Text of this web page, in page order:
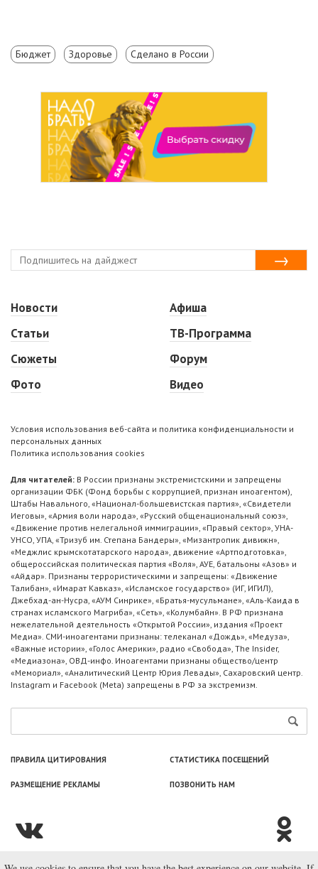
Бюджет Здоровье Сделано в России
Новости
Статьи
Сюжеты
Фото
Афиша
ТВ-Программа
Форум
Видео
Условия использования веб-сайта и политика конфиденциальности и
персональных данных
Политика использования cookies
Для читателей: В России признаны экстремистскими и запрещены
организации ФБК (Фонд борьбы с коррупцией, признан иноагентом),
Штабы Навального, «Национал-большевистская партия», «Свидетели
Иеговы», «Армия воли народа», «Русский общенациональный союз»,
«Движение против нелегальной иммиграции», «Правый сектор», УНА-
УНСО, УПА, «Тризуб им. Степана Бандеры», «Мизантропик дивижн»,
«Меджлис крымскотатарского народа», движение «Артподготовка»,
общероссийская политическая партия «Воля», АУЕ, батальоны «Азов» и
«Айдар». Признаны террористическими и запрещены: «Движение
Талибан», «Имарат Кавказ», «Исламское государство» (ИГ, ИГИЛ),
Джебхад-ан-Нусра, «АУМ Синрике», «Братья-мусульмане», «Аль-Каида в
странах исламского Магриба», «Сеть», «Колумбайн». В РФ признана
нежелательной деятельность «Открытой России», издания «Проект
Медиа». СМИ-иноагентами признаны: телеканал «Дождь», «Медуза»,
«Важные истории», «Голос Америки», радио «Свобода», The Insider,
«Медиазона», ОВД-инфо. Иноагентами признаны общество/центр
«Мемориал», «Аналитический Центр Юрия Левады», Сахаровский центр.
Instagram и Facebook (Metа) запрещены в РФ за экстремизм.
ПРАВИЛА ЦИТИРОВАНИЯ СТАТИСТИКА ПОСЕЩЕНИЙ
РАЗМЕЩЕНИЕ РЕКЛАМЫ ПОЗВОНИТЬ НАМ